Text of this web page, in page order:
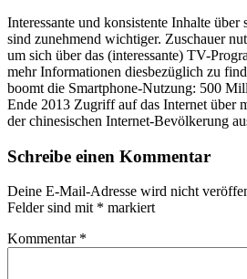
Interessante und konsistente Inhalte
sind zunehmend wichtiger. Zuschauer
um sich über das (interessante) TV-
mehr Informationen diesbezüglich zu
boomt die Smartphone-Nutzung: 500
Ende 2013 Zugriff auf das Internet über
der chinesischen Internet-Bevölkerung
Schreibe einen Kommentar
Deine E-Mail-Adresse wird nicht
Felder sind mit * markiert
Kommentar *